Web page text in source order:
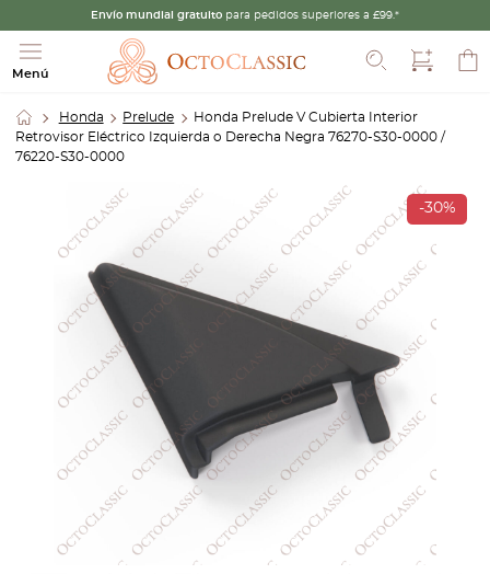
Envío mundial gratuito para pedidos superiores a £99.*
Menú
Honda Prelude
Honda Prelude V Cubierta Interior
Retrovisor Eléctrico Izquierda o Derecha Negra 76270-S30-0000 /
76220-S30-0000
-30%